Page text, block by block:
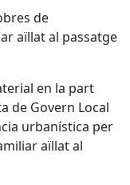
de
aïllat al passatge
en la part
de Govern Local
urbanística per
aïllat al